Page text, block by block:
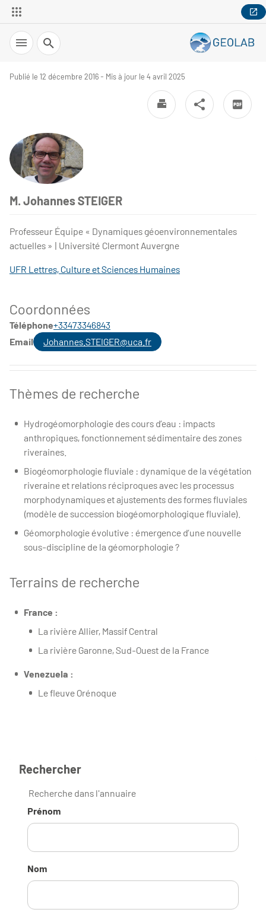
Recherche
Publié le 12 décembre 2016 - Mis à jour le 4 avril 2025
M. Johannes STEIGER
Professeur Équipe « Dynamiques géoenvironnementales
actuelles » | Université Clermont Auvergne
UFR Lettres, Culture et Sciences Humaines
Coordonnées
Téléphone+33473346843
Email
Johannes.STEIGER@uca.fr
Thèmes de recherche
Hydrogéomorphologie des cours d’eau : impacts
anthropiques, fonctionnement sédimentaire des zones
riveraines.
Biogéomorphologie fluviale : dynamique de la végétation
riveraine et relations réciproques avec les processus
morphodynamiques et ajustements des formes fluviales
(modèle de succession biogéomorphologique fluviale).
Géomorphologie évolutive : émergence d’une nouvelle
sous-discipline de la géomorphologie ?
Terrains de recherche
France :
La rivière Allier, Massif Central
La rivière Garonne, Sud-Ouest de la France
Venezuela :
Le fleuve Orénoque
Rechercher
Recherche dans l'annuaire
Prénom
Nom